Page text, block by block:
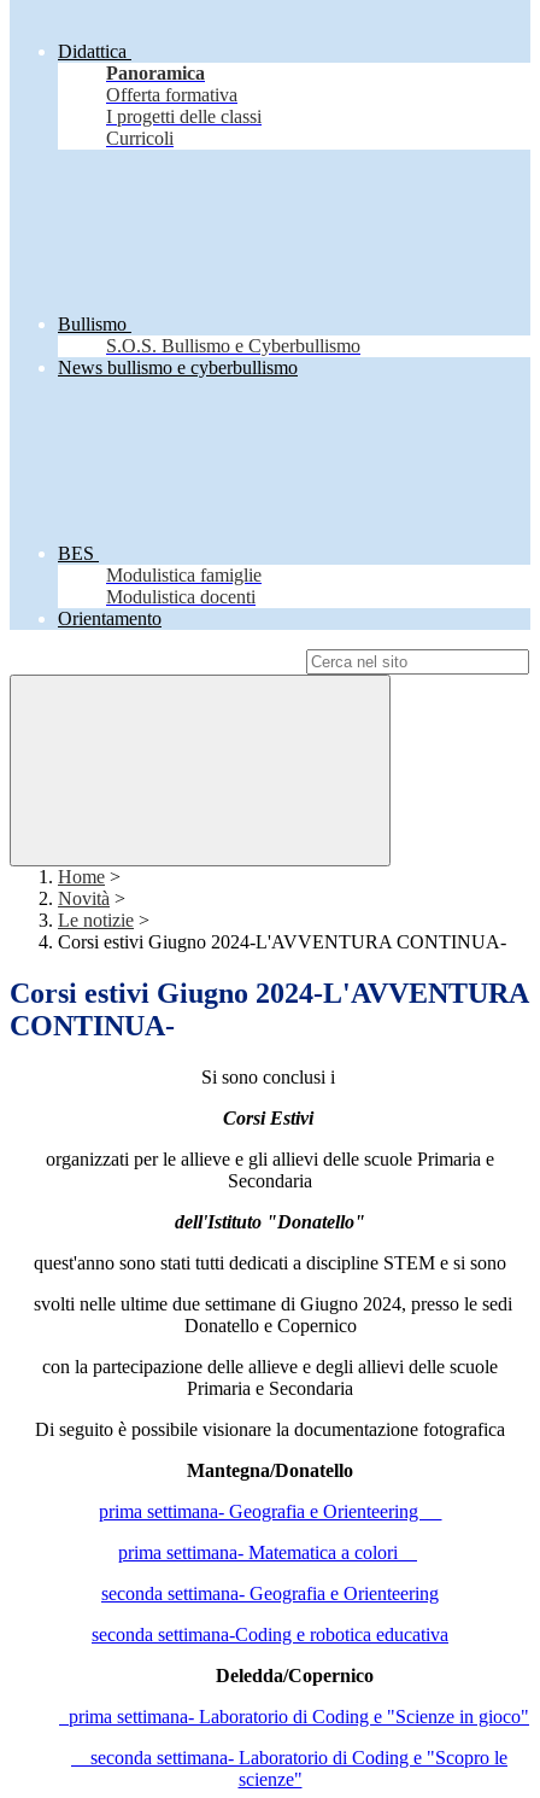
Didattica
Panoramica
Offerta formativa
I progetti delle classi
Curricoli
Bullismo
S.O.S. Bullismo e Cyberbullismo
News bullismo e cyberbullismo
BES
Modulistica famiglie
Modulistica docenti
Orientamento
Home >
Novità >
Le notizie >
Corsi estivi Giugno 2024-L'AVVENTURA CONTINUA-
Corsi estivi Giugno 2024-L'AVVENTURA
CONTINUA-
Si sono conclusi i
Corsi Estivi
organizzati per le allieve e gli allievi delle scuole Primaria e
Secondaria
dell'Istituto "Donatello"
quest'anno sono stati tutti dedicati a discipline STEM e si sono
svolti nelle ultime due settimane di Giugno 2024, presso le sedi
Donatello e Copernico
con la partecipazione delle allieve e degli allievi delle scuole
Primaria e Secondaria
Di seguito è possibile visionare la documentazione fotografica
Mantegna/Donatello
prima settimana- Geografia e Orienteering
prima settimana- Matematica a colori
seconda settimana- Geografia e Orienteering
seconda settimana-Coding e robotica educativa
Deledda/Copernico
prima settimana- Laboratorio di Coding e "Scienze in gioco"
seconda settimana- Laboratorio di Coding e "Scopro le
scienze"